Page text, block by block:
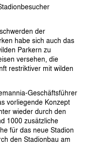
der
habe sich auch das
Parkern zu
versehen, die
restriktiver mit wilden
Geschäftsführer
vorliegende Konzept
wieder durch den
1000 zusätzliche
für das neue Stadion
den Stadionbau am